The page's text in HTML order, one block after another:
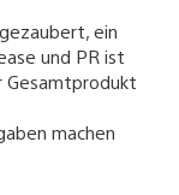
ein
und PR ist
Gesamtprodukt
machen